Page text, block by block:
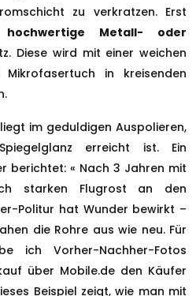
zu verkratzen. Erst
hochwertige Metall- oder
Diese wird mit einer weichen
in kreisenden
im geduldigen Auspolieren,
erreicht ist. Ein
berichtet: « Nach 3 Jahren mit
starken Flugrost an den
Politur hat Wunder bewirkt –
die Rohre aus wie neu. Für
ich Vorher-Nachher-Fotos
über Mobile.de den Käufer
Beispiel zeigt, wie man mit